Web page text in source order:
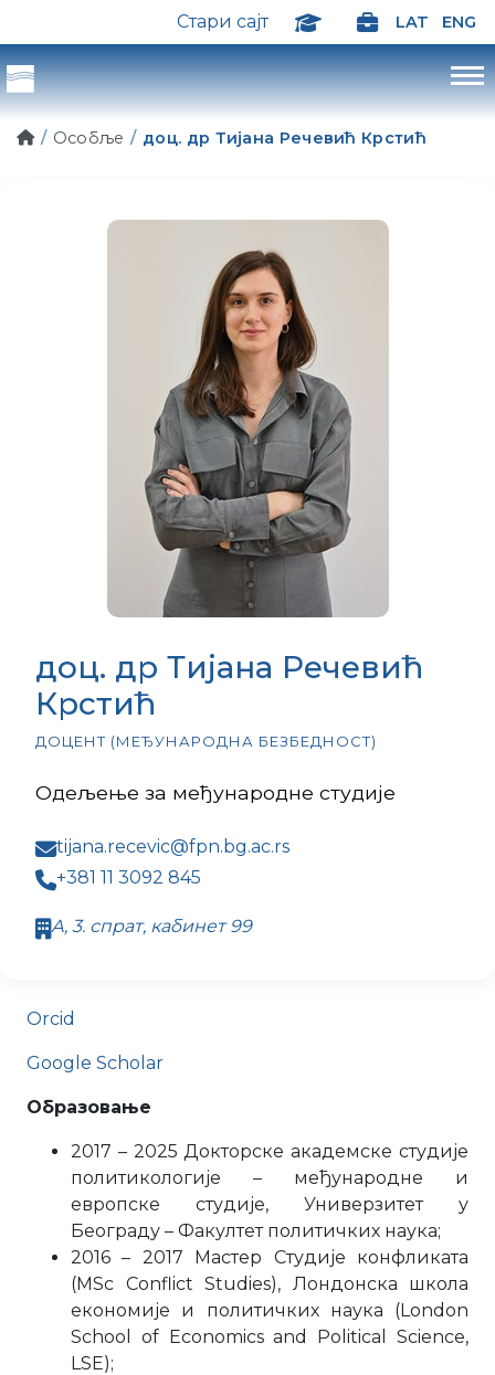
Стари сајт LAT ENG
Особље доц. др Тијана Речевић Крстић
доц. др Тијана Речевић
Крстић
ДОЦЕНТ (МЕЂУНАРОДНА БЕЗБЕДНОСТ)
Одељење за међународне студије
tijana.recevic@fpn.bg.ac.rs
+381 11 3092 845
А, 3. спрат, кабинет 99
Orcid
Google Scholar
Образовање
2017 – 2025 Докторске академске студије
политикологије – међународне и
европске студије, Универзитет у
Београду – Факултет политичких наука;
2016 – 2017 Мастер Студије конфликата
(МSc Conflict Studies), Лондонска школа
економије и политичких наука (London
School of Economics and Political Science,
LSE);